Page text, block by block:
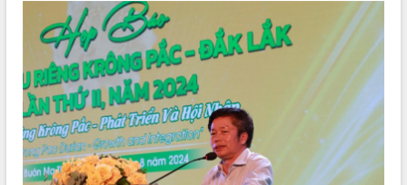
Bàn giải pháp tháo gỡ khó khăn trong
xuất khẩu sầu riêng và triển khai quy
định EUDR
Thứ trưởng Bộ Nông nghiệp và Môi
trường Nguyễn Hoàng Hiệp khảo sát
vùng trồng và doanh nghiệp đóng gói
sầu riêng tại Đắk Lắk
Trình diễn nghệ thuật chế biến các
món ăn từ sầu riêng